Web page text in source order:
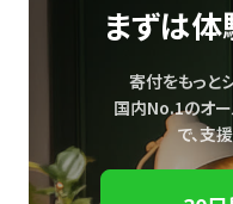
まずは体
寄付をもっと
国内No.1のオ
で、支援